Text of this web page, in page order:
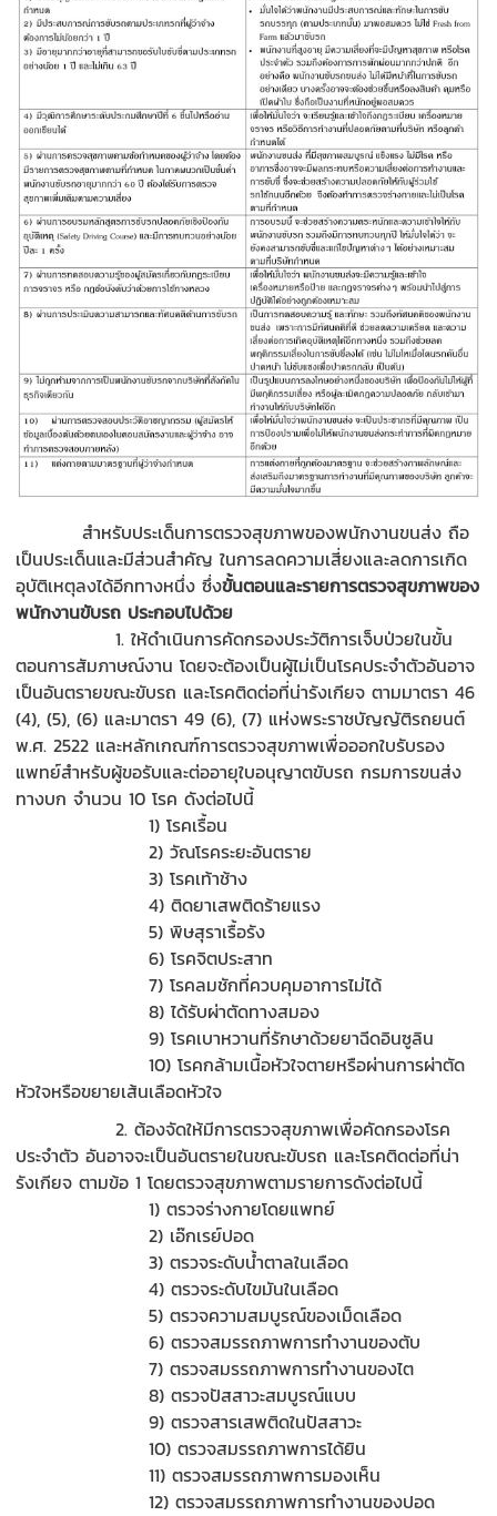
สำหรับประเด็นการตรวจสุขภาพของพนักงานขนส่ง ถือ
เป็นประเด็นและมีส่วนสำคัญ ในการลดความเสี่ยงและลดการเกิด
อุบัติเหตุลงได้อีกทางหนึ่ง ซึ่งขั้นตอนและรายการตรวจสุขภาพของ
พนักงานขับรถ ประกอบไปด้วย
1. ให้ดำเนินการคัดกรองประวัติการเจ็บป่วยในขั้น
ตอนการสัมภาษณ์งาน โดยจะต้องเป็นผู้ไม่เป็นโรคประจำตัวอันอาจ
เป็นอันตรายขณะขับรถ และโรคติดต่อที่น่ารังเกียจ ตามมาตรา 46
(4), (5), (6) และมาตรา 49 (6), (7) แห่งพระราชบัญญัติรถยนต์
พ.ศ. 2522 และหลักเกณฑ์การตรวจสุขภาพเพื่อออกใบรับรอง
แพทย์สำหรับผู้ขอรับและต่ออายุใบอนุญาตขับรถ กรมการขนส่ง
ทางบก จำนวน 10 โรค ดังต่อไปนี้
1) โรคเรื้อน
2) วัณโรคระยะอันตราย
3) โรคเท้าช้าง
4) ติดยาเสพติดร้ายแรง
5) พิษสุราเรื้อรัง
6) โรคจิตประสาท
7) โรคลมชักที่ควบคุมอาการไม่ได้
8) ได้รับผ่าตัดทางสมอง
9) โรคเบาหวานที่รักษาด้วยยาฉีดอินซูลิน
10) โรคกล้ามเนื้อหัวใจตายหรือผ่านการผ่าตัด
หัวใจหรือขยายเส้นเลือดหัวใจ
2. ต้องจัดให้มีการตรวจสุขภาพเพื่อคัดกรองโรค
ประจำตัว อันอาจจะเป็นอันตรายในขณะขับรถ และโรคติดต่อที่น่า
รังเกียจ ตามข้อ 1 โดยตรวจสุขภาพตามรายการดังต่อไปนี้
1) ตรวจร่างกายโดยแพทย์
2) เอ๊กเรย์ปอด
3) ตรวจระดับน้ำตาลในเลือด
4) ตรวจระดับไขมันในเลือด
5) ตรวจความสมบูรณ์ของเม็ดเลือด
6) ตรวจสมรรถภาพการทำงานของตับ
7) ตรวจสมรรถภาพการทำงานของไต
8) ตรวจปัสสาวะสมบูรณ์แบบ
9) ตรวจสารเสพติดในปัสสาวะ
10) ตรวจสมรรถภาพการได้ยิน
11) ตรวจสมรรถภาพการมองเห็น
12) ตรวจสมรรถภาพการทำงานของปอด